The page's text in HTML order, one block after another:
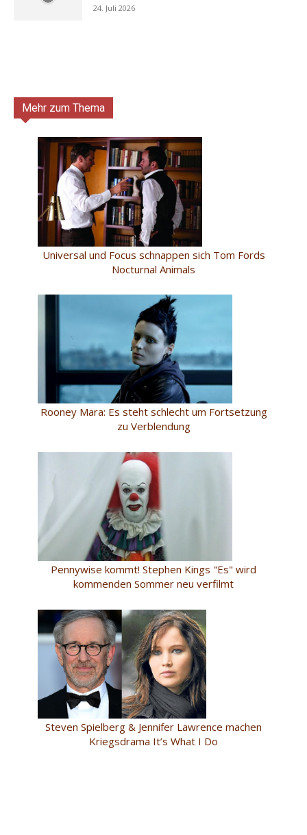
24. Juli 2026
Mehr zum Thema
Universal und Focus schnappen sich Tom Fords
Nocturnal Animals
Rooney Mara: Es steht schlecht um Fortsetzung
zu Verblendung
Pennywise kommt! Stephen Kings "Es" wird
kommenden Sommer neu verfilmt
Steven Spielberg & Jennifer Lawrence machen
Kriegsdrama It’s What I Do